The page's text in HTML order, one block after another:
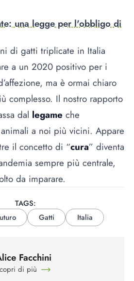
una legge per l'obbligo di
di gatti triplicate in Italia
a un 2020 positivo per i
ma è ormai chiaro
complesso. Il nostro rapporto
dal legame che
a noi più vicini. Appare
il concetto di “cura” diventa
sempre più centrale,
da imparare.
TAGS:
Gatti Italia
Facchini
di più